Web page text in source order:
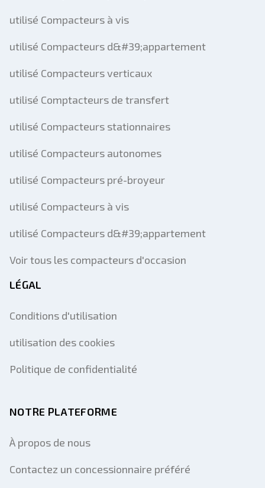
utilisé Compacteurs à vis
utilisé Compacteurs d&#39;appartement
utilisé Compacteurs verticaux
utilisé Comptacteurs de transfert
utilisé Compacteurs stationnaires
utilisé Compacteurs autonomes
utilisé Compacteurs pré-broyeur
utilisé Compacteurs à vis
utilisé Compacteurs d&#39;appartement
Voir tous les compacteurs d'occasion
LÉGAL
Conditions d'utilisation
utilisation des cookies
Politique de confidentialité
NOTRE PLATEFORME
À propos de nous
Contactez un concessionnaire préféré